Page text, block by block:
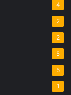
4
2
2
5
5
1